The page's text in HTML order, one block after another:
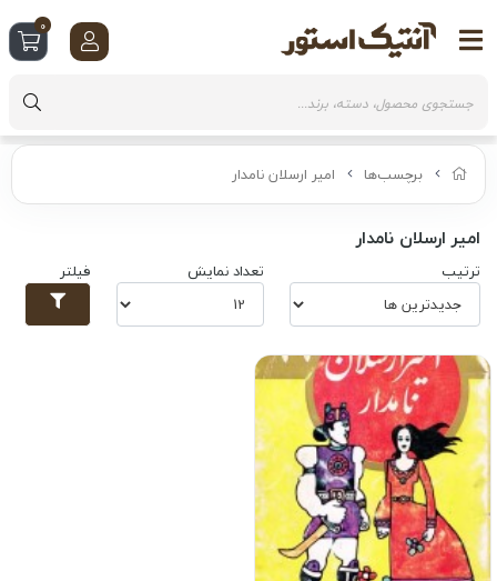
برچسب‌ها امیر ارسلان نامدار
امیر ارسلان نامدار
ترتیب تعداد نمایش فیلتر
0